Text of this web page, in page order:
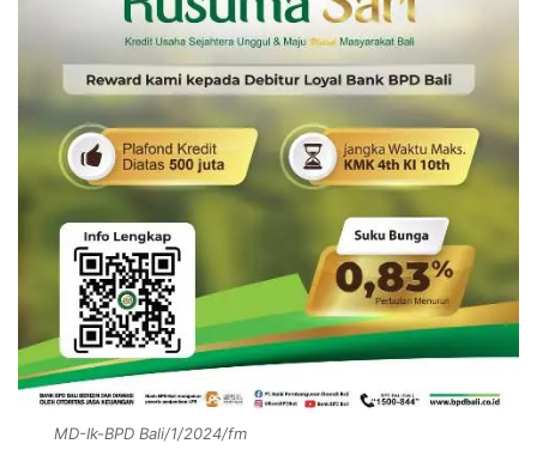
MD-Ik-BPD Bali/1/2024/fm